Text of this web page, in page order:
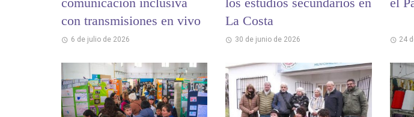
con transmisiones en vivo
6 de julio de 2026
La Costa
30 de junio de 2026 24